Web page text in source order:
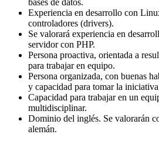
bases de datos.
Experiencia en desarrollo con
controladores (drivers).
Se valorará experiencia en
servidor con PHP.
Persona proactiva, orientada a
para trabajar en equipo.
Persona organizada, con buenas
y capacidad para tomar la
Capacidad para trabajar en un
multidisciplinar.
Dominio del inglés. Se valorarán
alemán.